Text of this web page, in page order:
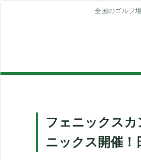
全国のゴルフ
フェニックスカ
ニックス開催！